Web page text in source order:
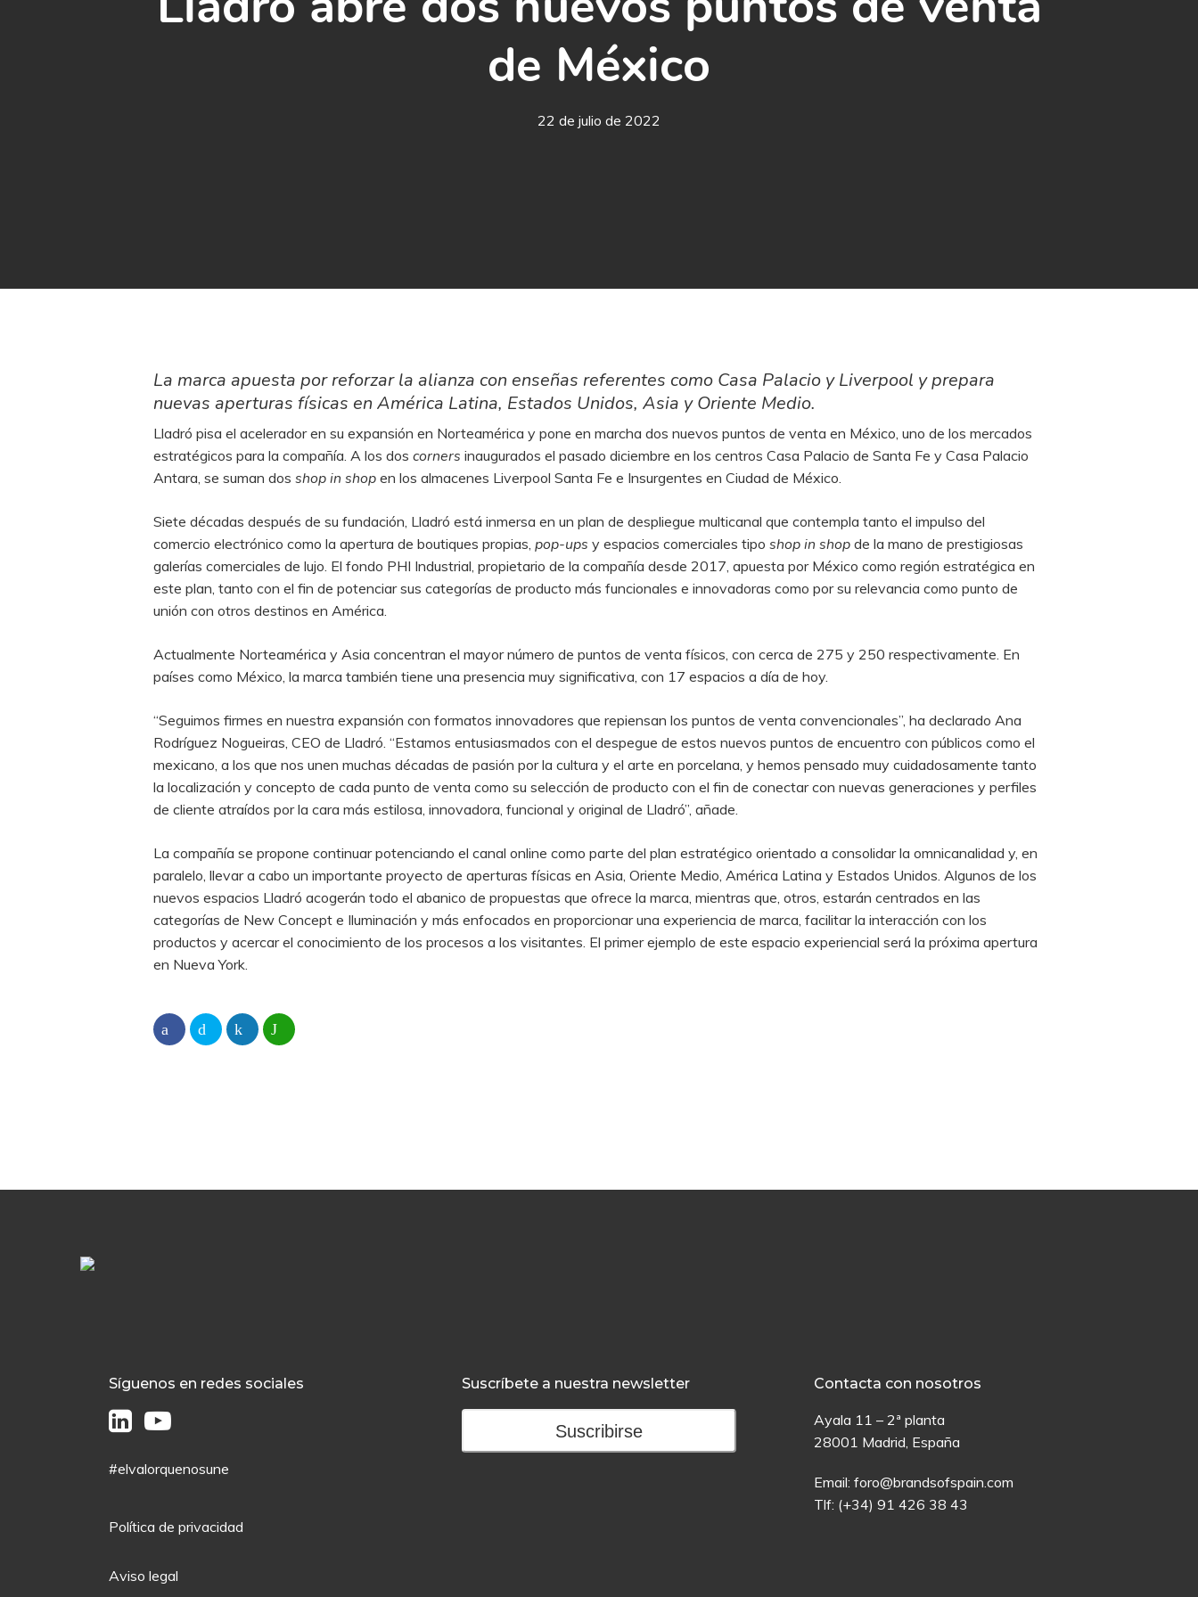
de México
22 de julio de 2022
La marca apuesta por reforzar la alianza con enseñas referentes como Casa Palacio y Liverpool y prepara
nuevas aperturas físicas en América Latina, Estados Unidos, Asia y Oriente Medio.
Lladró pisa el acelerador en su expansión en Norteamérica y pone en marcha dos nuevos puntos de venta en México, uno de los mercados
estratégicos para la compañía. A los dos corners inaugurados el pasado diciembre en los centros Casa Palacio de Santa Fe y Casa Palacio
Antara, se suman dos shop in shop en los almacenes Liverpool Santa Fe e Insurgentes en Ciudad de México.
Siete décadas después de su fundación, Lladró está inmersa en un plan de despliegue multicanal que contempla tanto el impulso del
comercio electrónico como la apertura de boutiques propias, pop-ups y espacios comerciales tipo shop in shop de la mano de prestigiosas
galerías comerciales de lujo. El fondo PHI Industrial, propietario de la compañía desde 2017, apuesta por México como región estratégica en
este plan, tanto con el fin de potenciar sus categorías de producto más funcionales e innovadoras como por su relevancia como punto de
unión con otros destinos en América.
Actualmente Norteamérica y Asia concentran el mayor número de puntos de venta físicos, con cerca de 275 y 250 respectivamente. En
países como México, la marca también tiene una presencia muy significativa, con 17 espacios a día de hoy.
“Seguimos firmes en nuestra expansión con formatos innovadores que repiensan los puntos de venta convencionales”, ha declarado Ana
Rodríguez Nogueiras, CEO de Lladró. “Estamos entusiasmados con el despegue de estos nuevos puntos de encuentro con públicos como el
mexicano, a los que nos unen muchas décadas de pasión por la cultura y el arte en porcelana, y hemos pensado muy cuidadosamente tanto
la localización y concepto de cada punto de venta como su selección de producto con el fin de conectar con nuevas generaciones y perfiles
de cliente atraídos por la cara más estilosa, innovadora, funcional y original de Lladró”, añade.
La compañía se propone continuar potenciando el canal online como parte del plan estratégico orientado a consolidar la omnicanalidad y, en
paralelo, llevar a cabo un importante proyecto de aperturas físicas en Asia, Oriente Medio, América Latina y Estados Unidos. Algunos de los
nuevos espacios Lladró acogerán todo el abanico de propuestas que ofrece la marca, mientras que, otros, estarán centrados en las
categorías de New Concept e Iluminación y más enfocados en proporcionar una experiencia de marca, facilitar la interacción con los
productos y acercar el conocimiento de los procesos a los visitantes. El primer ejemplo de este espacio experiencial será la próxima apertura
en Nueva York.
Síguenos en redes sociales
#elvalorquenosune
Política de privacidad
Aviso legal
Suscríbete a nuestra newsletter
Suscribirse
Contacta con nosotros
Ayala 11 – 2ª planta
28001 Madrid, España
Email:foro@brandsofspain.com
Tlf: (+34) 91 426 38 43